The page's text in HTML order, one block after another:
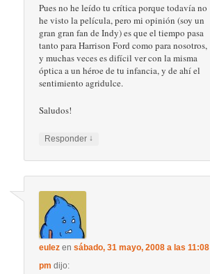
Pues no he leído tu crítica porque todavía no
he visto la película, pero mi opinión (soy un
gran gran fan de Indy) es que el tiempo pasa
tanto para Harrison Ford como para nosotros,
y muchas veces es difícil ver con la misma
óptica a un héroe de tu infancia, y de ahí el
sentimiento agridulce.
Saludos!
Responder ↓
eulez ensábado, 31 mayo, 2008 a las 11:08
pm dijo: